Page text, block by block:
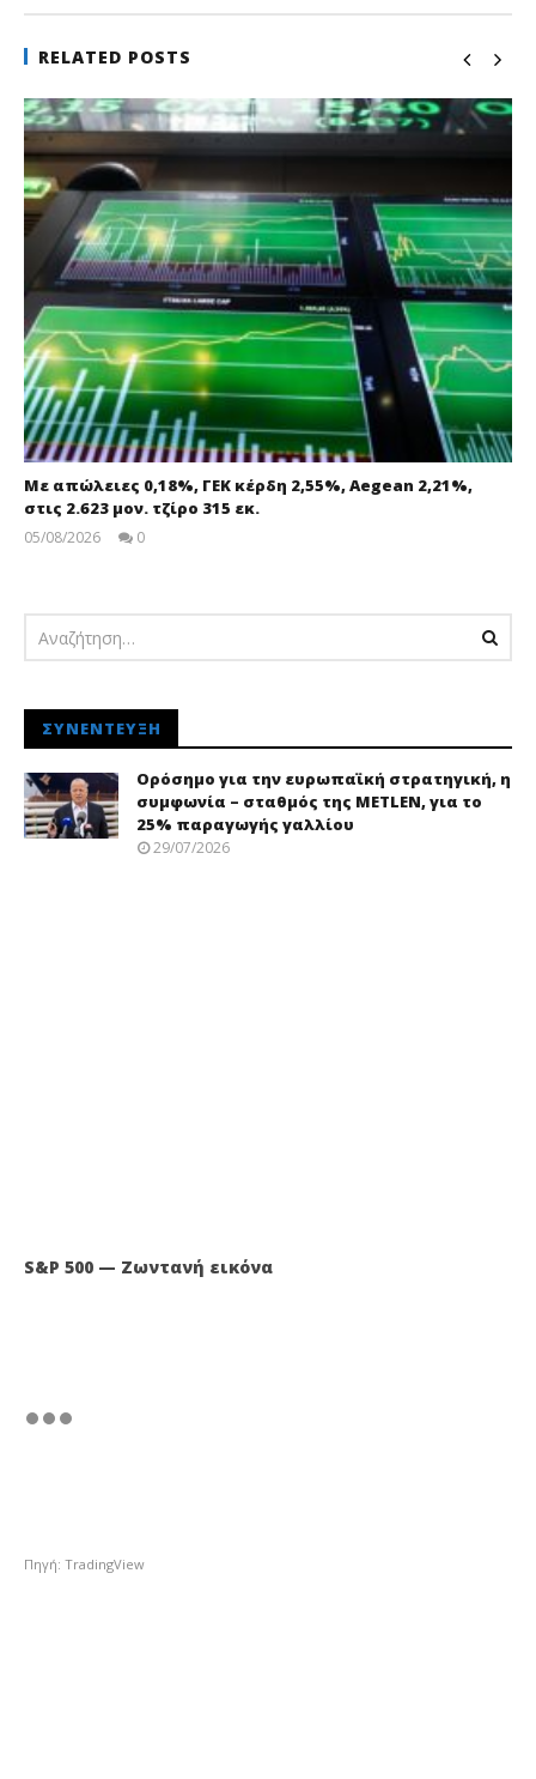
RELATED POSTS
Με απώλειες 0,18%, ΓΕΚ κέρδη 2,55%, Aegean 2,21%,
στις 2.623 μον. τζίρο 315 εκ.
05/08/2026
0
ΣΥΝΈΝΤΕΥΞΗ
Ορόσημο για την ευρωπαϊκή στρατηγική, η
συμφωνία – σταθμός της METLEN, για το
25% παραγωγής γαλλίου
29/07/2026
S&P 500 — Ζωντανή εικόνα
Πηγή: TradingView